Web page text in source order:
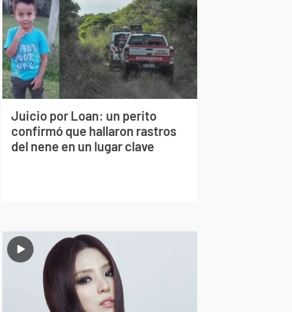
Juicio por Loan: un perito
confirmó que hallaron rastros
del nene en un lugar clave